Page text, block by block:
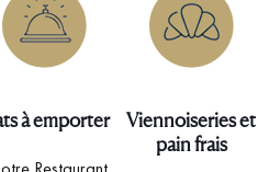
à emporter
Viennoiseries et
pain frais